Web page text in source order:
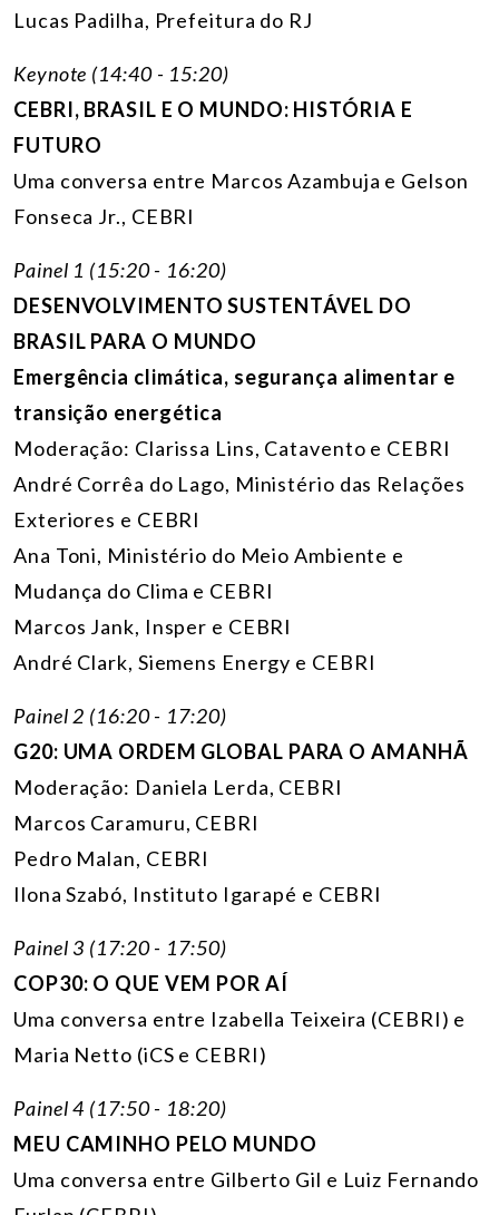
Lucas Padilha, Prefeitura do RJ
Keynote (14:40 - 15:20)
CEBRI, BRASIL E O MUNDO: HISTÓRIA E
FUTURO
Uma conversa entre Marcos Azambuja e Gelson
Fonseca Jr., CEBRI
Painel 1 (15:20 - 16:20)
DESENVOLVIMENTO SUSTENTÁVEL DO
BRASIL PARA O MUNDO
Emergência climática, segurança alimentar e
transição energética
Moderação: Clarissa Lins, Catavento e CEBRI
André Corrêa do Lago, Ministério das Relações
Exteriores e CEBRI
Ana Toni, Ministério do Meio Ambiente e
Mudança do Clima e CEBRI
Marcos Jank, Insper e CEBRI
André Clark, Siemens Energy e CEBRI
Painel 2 (16:20 - 17:20)
G20: UMA ORDEM GLOBAL PARA O AMANHÃ
Moderação: Daniela Lerda, CEBRI
Marcos Caramuru, CEBRI
Pedro Malan, CEBRI
Ilona Szabó, Instituto Igarapé e CEBRI
Painel 3 (17:20 - 17:50)
COP30: O QUE VEM POR AÍ
Uma conversa entre Izabella Teixeira (CEBRI) e
Maria Netto (iCS e CEBRI)
Painel 4 (17:50 - 18:20)
MEU CAMINHO PELO MUNDO
Uma conversa entre Gilberto Gil e Luiz Fernando